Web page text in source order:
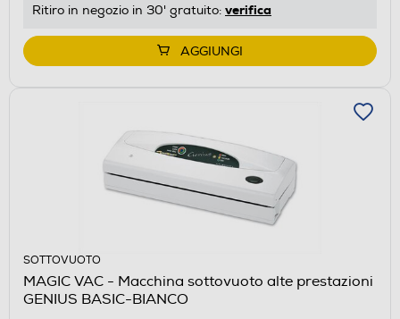
Ritiro in negozio in 30' gratuito: verifica
AGGIUNGI
SOTTOVUOTO
MAGIC VAC - Macchina sottovuoto alte prestazioni
GENIUS BASIC-BIANCO